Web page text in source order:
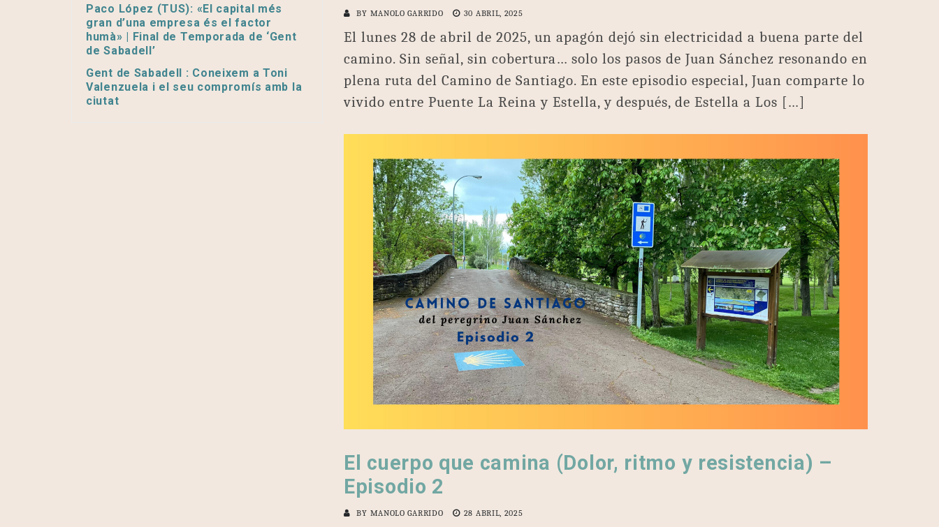
BY MANOLO GARRIDO 30 ABRIL, 2025
El lunes 28 de abril de 2025, un apagón dejó sin electricidad a buena parte del
camino. Sin señal, sin cobertura… solo los pasos de Juan Sánchez resonando en
plena ruta del Camino de Santiago. En este episodio especial, Juan comparte lo
vivido entre Puente La Reina y Estella, y después, de Estella a Los […]
El cuerpo que camina (Dolor, ritmo y resistencia) –
Episodio 2
BY MANOLO GARRIDO 28 ABRIL, 2025
Paco López (TUS): «El capital més
gran d’una empresa és el factor
humà» | Final de Temporada de ‘Gent
de Sabadell’
Gent de Sabadell : Coneixem a Toni
Valenzuela i el seu compromís amb la
ciutat